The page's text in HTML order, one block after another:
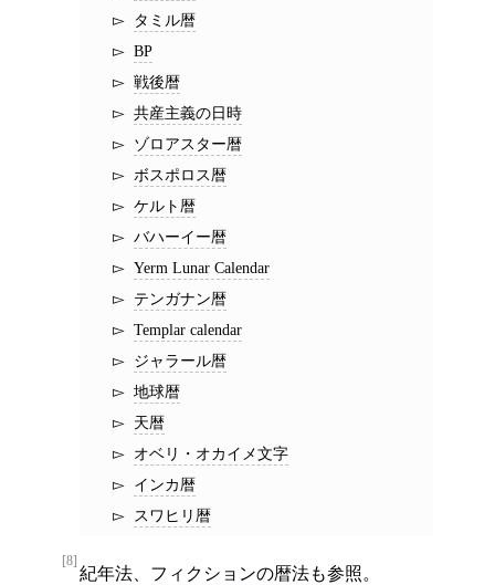
タミル暦
BP
戦後暦
共産主義の日時
ゾロアスター暦
ボスポロス暦
ケルト暦
バハーイー暦
Yerm Lunar Calendar
テンガナン暦
Templar calendar
ジャラール暦
地球暦
天暦
オベリ・オカイメ文字
インカ暦
スワヒリ暦
[8]
紀年法 フィクションの暦法も参照。